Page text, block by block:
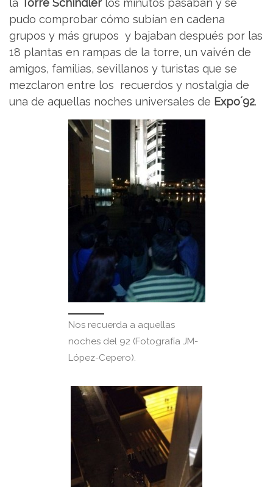
la Torre Schindlerlos minutos pasaban y se
pudo comprobar cómo subían en cadena
grupos y más grupos y bajaban después por las
18 plantas en rampas de la torre, un vaivén de
amigos, familias, sevillanos y turistas que se
mezclaron entre los recuerdos y nostalgia de
una de aquellas noches universales de Expo´92.
Nos recuerda a aquellas
noches del 92 (Fotografía JM-
López-Cepero).